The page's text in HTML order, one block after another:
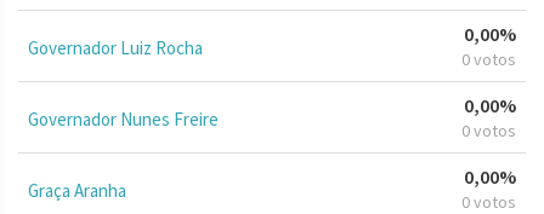
Governador Luiz Rocha
0,00%
0 votos
Governador Nunes Freire
0,00%
0 votos
Graça Aranha
0,00%
0 votos